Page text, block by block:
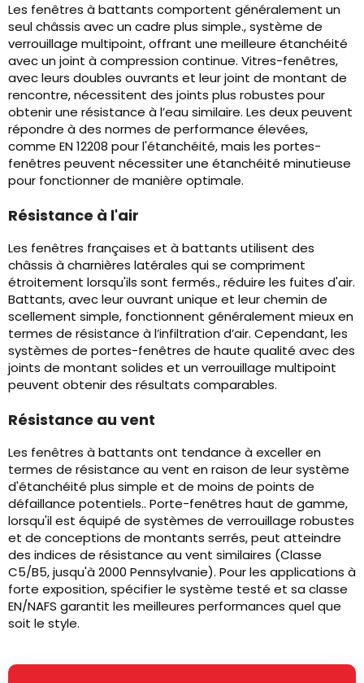
Les fenêtres à battants comportent généralement un
seul châssis avec un cadre plus simple., système de
verrouillage multipoint, offrant une meilleure étanchéité
avec un joint à compression continue. Vitres-fenêtres,
avec leurs doubles ouvrants et leur joint de montant de
rencontre, nécessitent des joints plus robustes pour
obtenir une résistance à l’eau similaire. Les deux peuvent
répondre à des normes de performance élevées,
comme EN 12208 pour l'étanchéité, mais les portes-
fenêtres peuvent nécessiter une étanchéité minutieuse
pour fonctionner de manière optimale.
Résistance à l'air
Les fenêtres françaises et à battants utilisent des
châssis à charnières latérales qui se compriment
étroitement lorsqu'ils sont fermés., réduire les fuites d'air.
Battants, avec leur ouvrant unique et leur chemin de
scellement simple, fonctionnent généralement mieux en
termes de résistance à l’infiltration d’air. Cependant, les
systèmes de portes-fenêtres de haute qualité avec des
joints de montant solides et un verrouillage multipoint
peuvent obtenir des résultats comparables.
Résistance au vent
Les fenêtres à battants ont tendance à exceller en
termes de résistance au vent en raison de leur système
d'étanchéité plus simple et de moins de points de
défaillance potentiels.. Porte-fenêtres haut de gamme,
lorsqu'il est équipé de systèmes de verrouillage robustes
et de conceptions de montants serrés, peut atteindre
des indices de résistance au vent similaires (Classe
C5/B5, jusqu'à 2000 Pennsylvanie). Pour les applications à
forte exposition, spécifier le système testé et sa classe
EN/NAFS garantit les meilleures performances quel que
soit le style.